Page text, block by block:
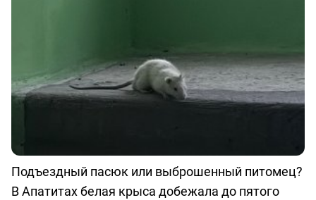
Подъездный пасюк или выброшенный питомец?
В Апатитах белая крыса добежала до пятого